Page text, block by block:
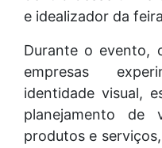
e idealizador da
Durante o evento,
empresas
identidade visual,
planejamento de
produtos e